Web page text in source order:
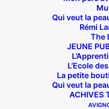
Qui veut la
Rémi
The
JEUNE
L’Ecole
La petite
Qui veut la
ACHIVES
Venir au théâtre…